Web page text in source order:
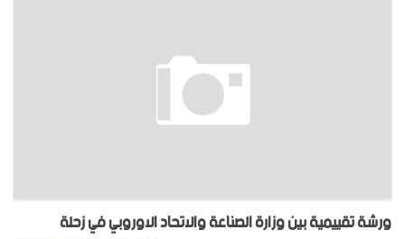
ورشة تقييمية بين وزارة الصناعة والاتحاد الاوروبي في زحلة